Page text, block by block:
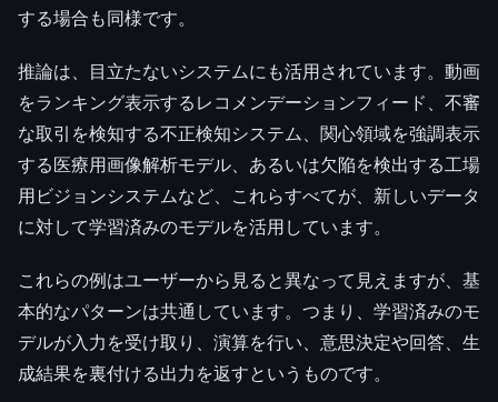
する場合も同様です。
推論は、目立たないシステムにも活用されています。動画
をランキング表示するレコメンデーションフィード、不審
な取引を検知する不正検知システム、関心領域を強調表示
する医療用画像解析モデル、あるいは欠陥を検出する工場
用ビジョンシステムなど、これらすべてが、新しいデータ
に対して学習済みのモデルを活用しています。
これらの例はユーザーから見ると異なって見えますが、基
本的なパターンは共通しています。つまり、学習済みのモ
デルが入力を受け取り、演算を行い、意思決定や回答、生
成結果を裏付ける出力を返すというものです。